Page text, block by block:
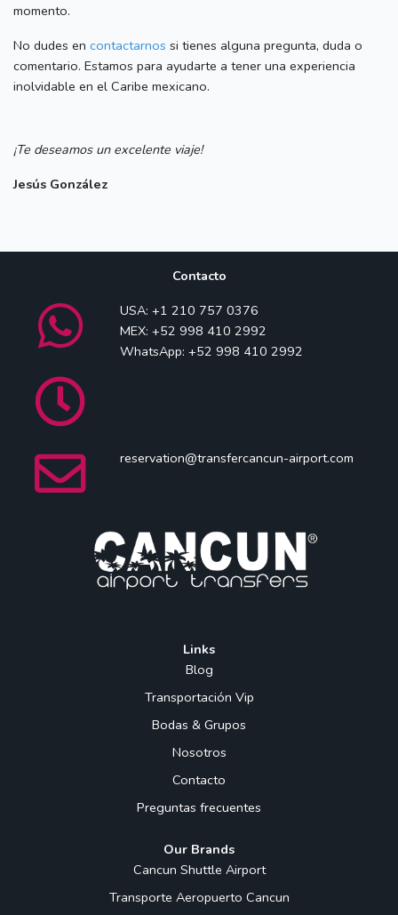
momento.
No dudes en contactarnos si tienes alguna pregunta, duda o
comentario. Estamos para ayudarte a tener una experiencia
inolvidable en el Caribe mexicano.
¡Te deseamos un excelente viaje!
Jesús González
Contacto
USA: +1 210 757 0376
MEX: +52 998 410 2992
WhatsApp: +52 998 410 2992
reservation@transfercancun-airport.com
Links
Blog
Transportación Vip
Bodas & Grupos
Nosotros
Contacto
Preguntas frecuentes
Our Brands
Cancun Shuttle Airport
Transporte Aeropuerto Cancun